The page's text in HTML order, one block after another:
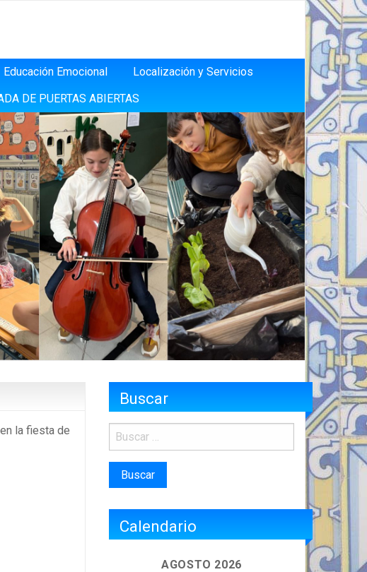
Educación Emocional Localización y Servicios
DE PUERTAS ABIERTAS
la fiesta de
Buscar
Calendario
AGOSTO 2026